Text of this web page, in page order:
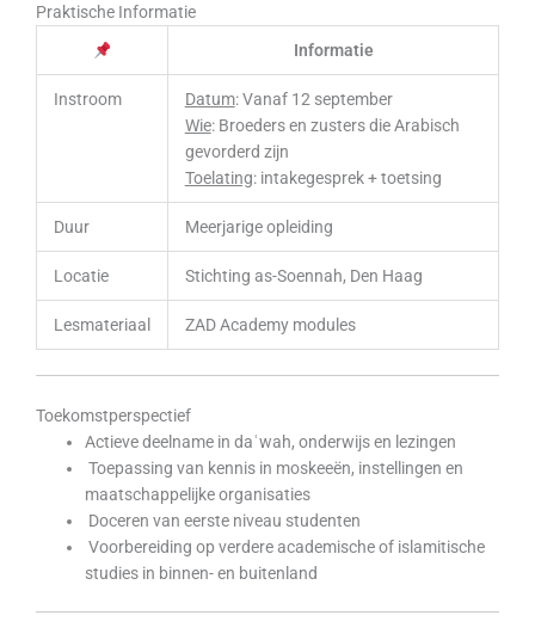
Praktische Informatie
Informatie
Instroom Datum: Vanaf 12 september
Wie: Broeders en zusters die Arabisch
gevorderd zijn
Toelating: intakegesprek + toetsing
Duur Meerjarige opleiding
Locatie Stichting as-Soennah, Den Haag
Lesmateriaal ZAD Academy modules
Toekomstperspectief
Actieve deelname in daʿwah, onderwijs en lezingen
Toepassing van kennis in moskeeën, instellingen en
maatschappelijke organisaties
Doceren van eerste niveau studenten
Voorbereiding op verdere academische of islamitische
studies in binnen- en buitenland